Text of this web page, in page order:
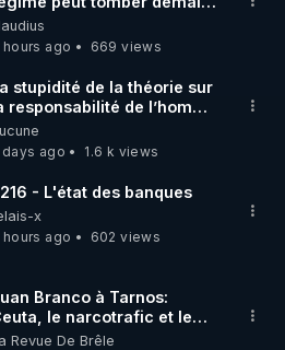
rgnr.li/lechoubrave
de méditation et
www.envol.app/code
hours ago
669 views
stupidité de la théorie sur
responsabilité de l’homme
le dioxyde de
days ago
1.6 k views
- L'état des banques
x
hours ago
602 views
Branco à Tarnos:
le narcotrafic et le
en France
Revue De Brêle